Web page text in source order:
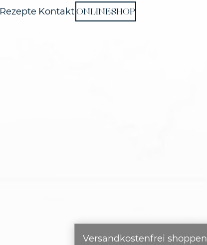
Versandkostenfrei shoppen
Rezepte Kontakt ONLINESHOP